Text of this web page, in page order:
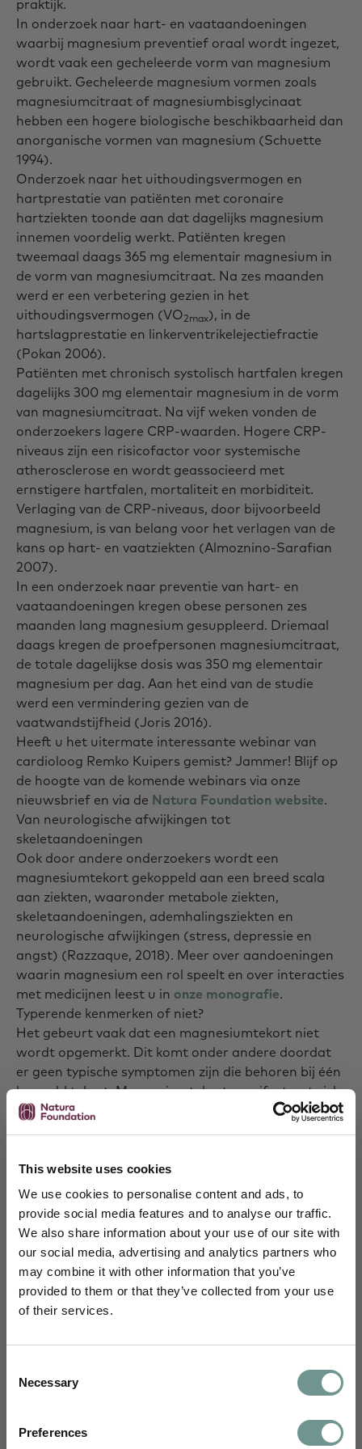
This website uses cookies
We use cookies to personalise content and ads, to
provide social media features and to analyse our traffic.
We also share information about your use of our site with
our social media, advertising and analytics partners who
may combine it with other information that you’ve
provided to them or that they’ve collected from your use
of their services.
Selection
Necessary
Preferences
praktijk.
In onderzoek naar hart- en vaataandoeningen
waarbij magnesium preventief oraal wordt ingezet,
wordt vaak een gecheleerde vorm van magnesium
gebruikt. Gecheleerde magnesium vormen zoals
magnesiumcitraat of magnesiumbisglycinaat
hebben een hogere biologische beschikbaarheid dan
anorganische vormen van magnesium (Schuette
1994).
Onderzoek naar het uithoudingsvermogen en
hartprestatie van patiënten met coronaire
hartziekten toonde aan dat dagelijks magnesium
innemen voordelig werkt. Patiënten kregen
tweemaal daags 365 mg elementair magnesium in
de vorm van magnesiumcitraat. Na zes maanden
werd er een verbetering gezien in het
uithoudingsvermogen (VO2max), in de
hartslagprestatie en linkerventrikelejectiefractie
(Pokan 2006).
Patiënten met chronisch systolisch hartfalen kregen
dagelijks 300 mg elementair magnesium in de vorm
van magnesiumcitraat. Na vijf weken vonden de
onderzoekers lagere CRP-waarden. Hogere CRP-
niveaus zijn een risicofactor voor systemische
atherosclerose en wordt geassocieerd met
ernstigere hartfalen, mortaliteit en morbiditeit.
Verlaging van de CRP-niveaus, door bijvoorbeeld
magnesium, is van belang voor het verlagen van de
kans op hart- en vaatziekten (Almoznino-Sarafian
2007).
In een onderzoek naar preventie van hart- en
vaataandoeningen kregen obese personen zes
maanden lang magnesium gesuppleerd. Driemaal
daags kregen de proefpersonen magnesiumcitraat,
de totale dagelijkse dosis was 350 mg elementair
magnesium per dag. Aan het eind van de studie
werd een vermindering gezien van de
vaatwandstijfheid (Joris 2016).
Heeft u het uitermate interessante webinar van
cardioloog Remko Kuipers gemist? Jammer! Blijf op
de hoogte van de komende webinars via onze
nieuwsbrief en via de Natura Foundation website.
Van neurologische afwijkingen tot
skeletaandoeningen
Ook door andere onderzoekers wordt een
magnesiumtekort gekoppeld aan een breed scala
aan ziekten, waaronder metabole ziekten,
skeletaandoeningen, ademhalingsziekten en
neurologische afwijkingen (stress, depressie en
angst) (Razzaque, 2018). Meer over aandoeningen
waarin magnesium een rol speelt en over interacties
met medicijnen leest u in onze monografie.
Typerende kenmerken of niet?
Het gebeurt vaak dat een magnesiumtekort niet
wordt opgemerkt. Dit komt onder andere doordat
er geen typische symptomen zijn die behoren bij één
bepaald tekort. Magnesiumtekort manifesteert zich
bijvoorbeeld vaak door kramp in de spieren en
eetlust, braken, zwakte, tintelingen, gevoelloosheid,
toevallen, veranderingen in de persoonlijkheid, een
abnormaal hartritme en coronaire spasmen. Het is
waarschijnlijk dat deze klachten niet direct worden
gelinkt aan een magnesiumtekort (Workinger,
2018).
Meten is nog niet alles weten
Bovendien kan een bloedserumwaarde een
magnesiumtekort gaat namelijk niet altijd gepaard
Het kan zijn dat er bij lage magnesiumwaarden
vrijgemaakt. Indien de serumwaarden onder de 0,7
mmol/l zijn gedaald, is het wel aannemelijk dat er
Schrijf je in en blijf je verdiepen
Je ontvangt maandelijks wetenschappelijke
nascholingen, en kennisartikelen vertaald
naar jouw dagelijkse praktijk.
Voornaam